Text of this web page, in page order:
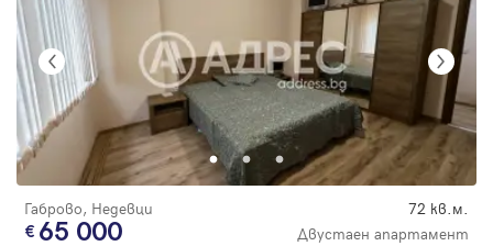
Габрово, Недевци 72 кв.м.
65 000 Двустаен апартамент